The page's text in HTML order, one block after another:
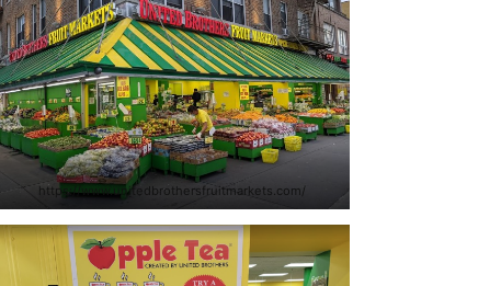
https://www.unitedbrothersfruitmarkets.com/